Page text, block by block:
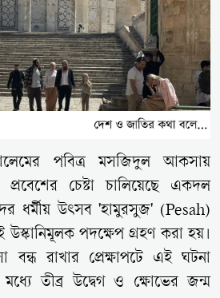
পবিত্র মসজিদুল আকসায়
চেষ্টা চালিয়েছে একদল
ধর্মীয় উৎসব 'হামুরসুজ' (Pesah)
উস্কানিমূলক পদক্ষেপ গ্রহণ করা হয়।
রাখার প্রেক্ষাপটে এই ঘটনা
মধ্যে তীব্র উদ্বেগ ও ক্ষোভের জন্ম